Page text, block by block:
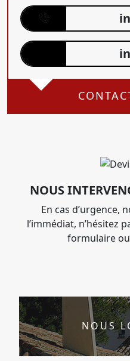
NOUS
En cas d’urgence,
l’immédiat, n’hésitez
formulaire
NOUS